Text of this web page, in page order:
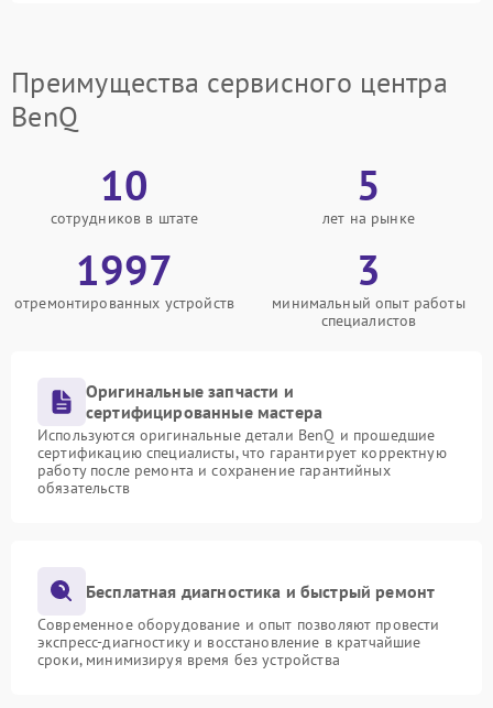
Преимущества сервисного центра
BenQ
10
сотрудников в штате
5
лет на рынке
1997
отремонтированных устройств
3
минимальный опыт работы
специалистов
Оригинальные запчасти и
сертифицированные мастера
Используются оригинальные детали BenQ и прошедшие
сертификацию специалисты, что гарантирует корректную
работу после ремонта и сохранение гарантийных
обязательств
Бесплатная диагностика и быстрый ремонт
Современное оборудование и опыт позволяют провести
экспресс-диагностику и восстановление в кратчайшие
сроки, минимизируя время без устройства